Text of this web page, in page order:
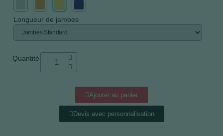
Longueur de jambes
Quantité
Ajouter au panier
Devis avec personnalisation